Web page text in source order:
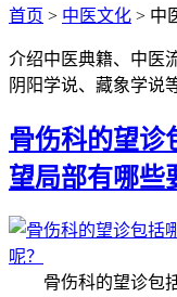
首页 > 中医文化 > 中
介绍中医典籍、中医
阴阳学说、藏象学说
骨伤科的望诊
望局部有哪些
骨伤科的望诊包括